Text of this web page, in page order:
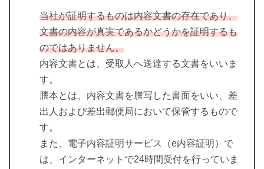
当社が証明するものは内容文書の存在であり、
文書の内容が真実であるかどうかを証明するも
のではありません。
内容文書とは、受取人へ送達する文書をいいま
す。
謄本とは、内容文書を謄写した書面をいい、差
出人および差出郵便局において保管するもので
す。
また、電子内容証明サービス（e内容証明）で
は、インターネットで24時間受付を行っていま